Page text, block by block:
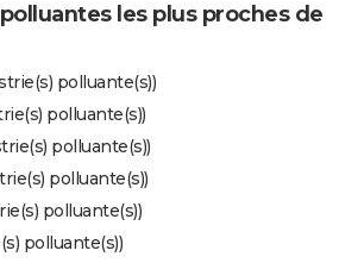
les plus proches de
polluante(s))
polluante(s))
polluante(s))
polluante(s))
polluante(s))
polluante(s))